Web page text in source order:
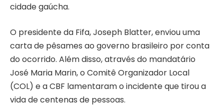
cidade gaúcha.
O presidente da Fifa, Joseph Blatter, enviou uma
carta de pêsames ao governo brasileiro por conta
do ocorrido. Além disso, através do mandatário
José Maria Marin, o Comitê Organizador Local
(COL) e a CBF lamentaram o incidente que tirou a
vida de centenas de pessoas.